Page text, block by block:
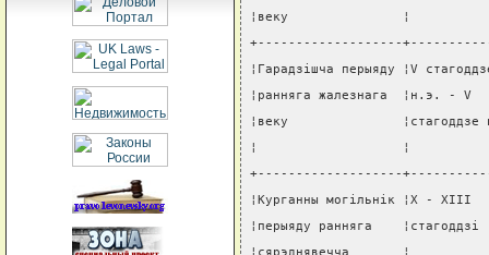
¦веку               ¦
+-------------------
¦Гарадзiшча перыяду ¦V
¦ранняга жалезнага  ¦н.э. -
¦веку               ¦стагоддзе
¦                   ¦
+-------------------
¦Курганны могiльнiк ¦X -
¦перыяду ранняга